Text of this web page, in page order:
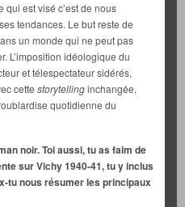
qui est visé c’est de nous
tendances. Le but reste de
un monde qui ne peut pas
L’imposition idéologique du
et télespectateur sidérés,
cette storytellinginchangée,
quotidienne du
noir. Toi aussi, tu as faim de
sur Vichy 1940-41, tu y inclus
tu nous résumer les principaux